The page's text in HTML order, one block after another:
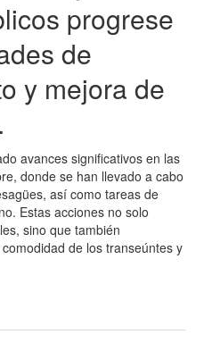
progrese
de
y mejora de
avances significativos en las
donde se han llevado a cabo
así como tareas de
Estas acciones no solo
sino que también
de los transeúntes y